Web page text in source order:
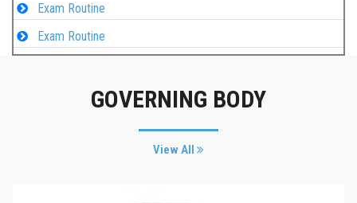
Exam Routine
Exam Routine
GOVERNING BODY
View All